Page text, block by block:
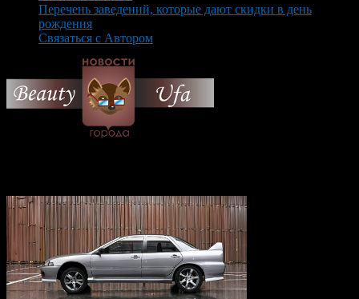
Перечень заведений, которые дают скидки в день
рождения
Связаться с Автором